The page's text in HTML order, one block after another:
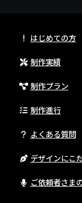
はじめての方
制作実績
制作プラン
制作進行
よくある質問
デザインにこ
ご依頼者さま